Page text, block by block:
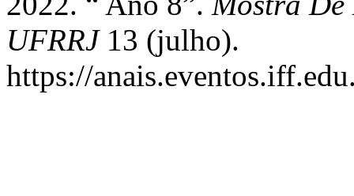
UFRRJ13 (julho).
https://